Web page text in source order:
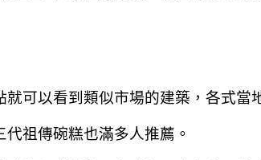
可以看到類似市場的建築，各式當
祖傳碗糕也滿多人推薦。